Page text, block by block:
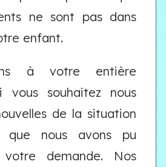
ne sont pas dans
enfant.
à votre entière
vous souhaitez nous
de la situation
que nous avons pu
demande. Nos